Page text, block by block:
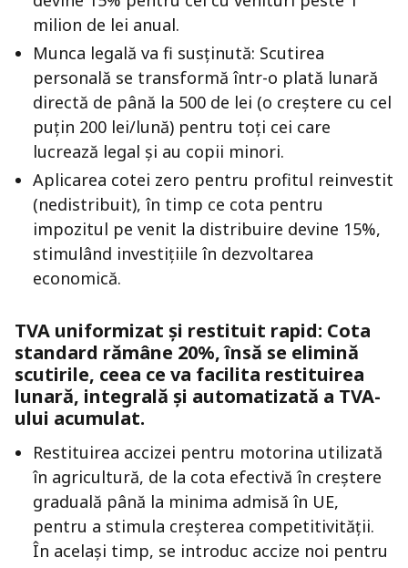
milion de lei anual.
Munca legală va fi susținută: Scutirea
personală se transformă într-o plată lunară
directă de până la 500 de lei (o creștere cu cel
puțin 200 lei/lună) pentru toți cei care
lucrează legal și au copii minori.
Aplicarea cotei zero pentru profitul reinvestit
(nedistribuit), în timp ce cota pentru
impozitul pe venit la distribuire devine 15%,
stimulând investițiile în dezvoltarea
economică.
TVA uniformizat și restituit rapid: Cota
standard rămâne 20%, însă se elimină
scutirile, ceea ce va facilita restituirea
lunară, integrală și automatizată a TVA-
ului acumulat.
Restituirea accizei pentru motorina utilizată
în agricultură, de la cota efectivă în creștere
graduală până la minima admisă în UE,
pentru a stimula creșterea competitivității.
În același timp, se introduc accize noi pentru